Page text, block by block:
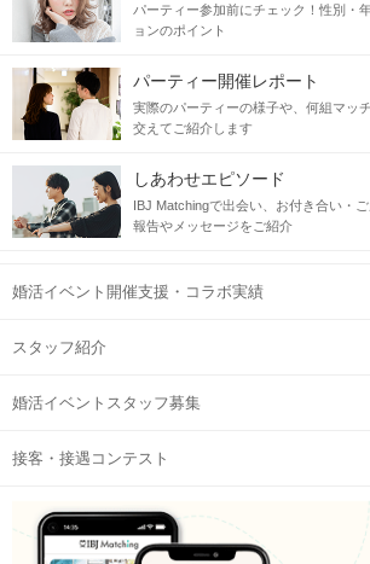
パーティー参加前にチェック！性別・
ョンのポイント
パーティー開催レポート
実際のパーティーの様子や、何組マッ
交えてご紹介します
しあわせエピソード
IBJ Matchingで出会い、お付き合い・
報告やメッセージをご紹介
婚活イベント開催支援・コラボ実績
スタッフ紹介
婚活イベントスタッフ募集
接客・接遇コンテスト